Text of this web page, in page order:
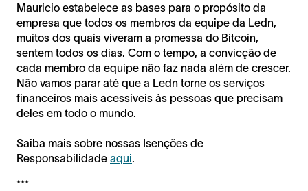
Mauricio estabelece as bases para o propósito da
empresa que todos os membros da equipe da Ledn,
muitos dos quais viveram a promessa do Bitcoin,
sentem todos os dias. Com o tempo, a convicção de
cada membro da equipe não faz nada além de crescer.
Não vamos parar até que a Ledn torne os serviços
financeiros mais acessíveis às pessoas que precisam
deles em todo o mundo.
Saiba mais sobre nossas Isenções de
Responsabilidade aqui
***